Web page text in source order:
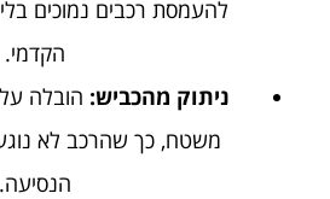
להעמסת רכבים נמוכים
הקדמי.
ניתוק מהכביש: הובלה
משטח, כך שהרכב לא
הנסיעה.